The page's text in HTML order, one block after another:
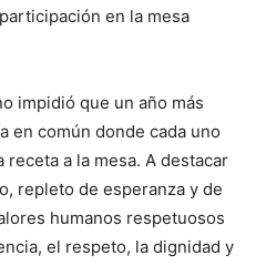
en la mesa
impidió que un año más
en común donde cada uno
a la mesa. A destacar
repleto de esperanza y de
humanos respetuosos
el respeto, la dignidad y